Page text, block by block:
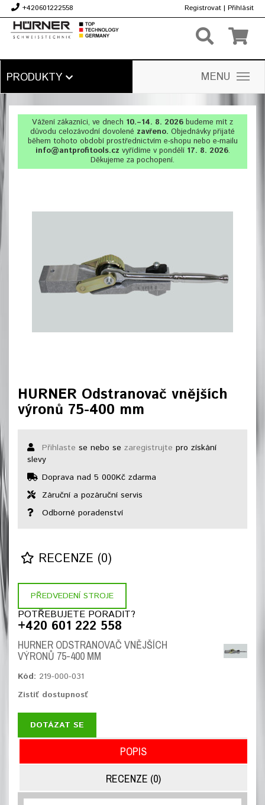
+420601222558 Registrovat | Přihlásit
PRODUKTY MENU
Vážení zákazníci, ve dnech 10.–14. 8. 2026 budeme mít z
důvodu celozávodní dovolené zavřeno. Objednávky přijaté
během tohoto období prostřednictvím e-shopu nebo e-mailu
info@antprofitools.cz vyřídíme v pondělí 17. 8. 2026.
Děkujeme za pochopení.
HURNER Odstranovač vnějších
výronů 75-400 mm
Přihlaste se nebo se zaregistrujte pro získání
slevy
Doprava nad 5 000Kč zdarma
Záruční a pozáruční servis
Odborné poradenství
RECENZE (0)
PŘEDVEDENÍ STROJE
POTŘEBUJETE PORADIT?
+420 601 222 558
HURNER ODSTRANOVAČ VNĚJŠÍCH
VÝRONŮ 75-400 MM
Kód: 219-000-031
Zistiť dostupnosť
DOTÁZAT SE
POPIS
RECENZE (0)